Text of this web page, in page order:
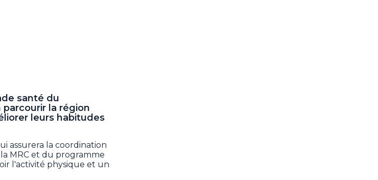
santé du
la région
leurs habitudes
assurera la coordination
MRC et du programme
l'activité physique et un